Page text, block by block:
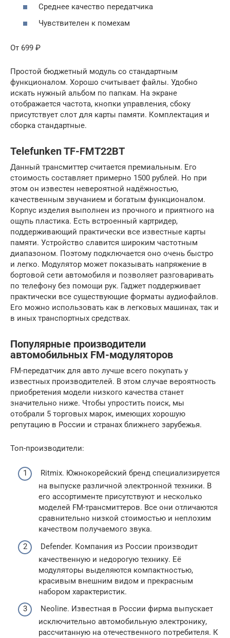
Среднее качество передатчика
Чувствителен к помехам
От 699 ₽
Простой бюджетный модуль со стандартным
функционалом. Хорошо считывает файлы. Удобно
искать нужный альбом по папкам. На экране
отображается частота, кнопки управления, сбоку
присутствует слот для карты памяти. Комплектация и
сборка стандартные.
Telefunken TF-FMT22BT
Данный трансмиттер считается премиальным. Его
стоимость составляет примерно 1500 рублей. Но при
этом он известен невероятной надёжностью,
качественным звучанием и богатым функционалом.
Корпус изделия выполнен из прочного и приятного на
ощупь пластика. Есть встроенный картридер,
поддерживающий практически все известные карты
памяти. Устройство славится широким частотным
диапазоном. Поэтому подключается оно очень быстро
и легко. Модулятор может показывать напряжение в
бортовой сети автомобиля и позволяет разговаривать
по телефону без помощи рук. Гаджет поддерживает
практически все существующие форматы аудиофайлов.
Его можно использовать как в легковых машинах, так и
в иных транспортных средствах.
Популярные производители
автомобильных FM-модуляторов
FM-передатчик для авто лучше всего покупать у
известных производителей. В этом случае вероятность
приобретения модели низкого качества станет
значительно ниже. Чтобы упростить поиск, мы
отобрали 5 торговых марок, имеющих хорошую
репутацию в России и странах ближнего зарубежья.
Топ-производители:
Ritmix. Южнокорейский бренд специализируется
на выпуске различной электронной техники. В
его ассортименте присутствуют и несколько
моделей FM-трансмиттеров. Все они отличаются
сравнительно низкой стоимостью и неплохим
качеством получаемого звука.
Defender. Компания из России производит
качественную и недорогую технику. Её
модуляторы выделяются компактностью,
красивым внешним видом и прекрасным
набором характеристик.
Neoline. Известная в России фирма выпускает
исключительно автомобильную электронику,
рассчитанную на отечественного потребителя. К